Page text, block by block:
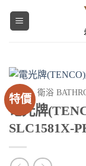
特價
首頁 / 衛浴
電光牌
SLC1581X-